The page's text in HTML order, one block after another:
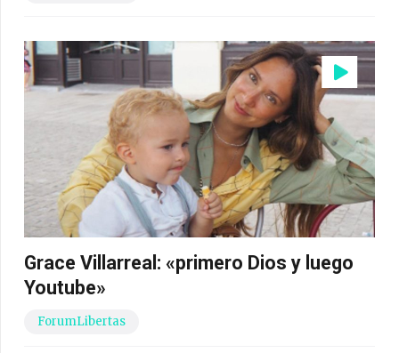
Grace Villarreal: «primero Dios y luego
Youtube»
ForumLibertas